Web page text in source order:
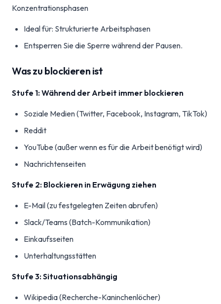
Konzentrationsphasen
Ideal für: Strukturierte Arbeitsphasen
Entsperren Sie die Sperre während der Pausen.
Was zu blockieren ist
Stufe 1: Während der Arbeit immer blockieren
Soziale Medien (Twitter, Facebook, Instagram, TikTok)
Reddit
YouTube (außer wenn es für die Arbeit benötigt wird)
Nachrichtenseiten
Stufe 2: Blockieren in Erwägung ziehen
E-Mail (zu festgelegten Zeiten abrufen)
Slack/Teams (Batch-Kommunikation)
Einkaufsseiten
Unterhaltungsstätten
Stufe 3: Situationsabhängig
Wikipedia (Recherche-Kaninchenlöcher)